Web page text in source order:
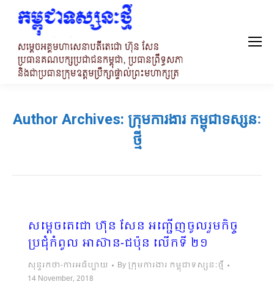
Author Archives: ក្រុមការងារ កម្ពុជាទស្សនៈ
ថ្មី
សម្ដេចតេជោ ហ៊ុន សែន អញ្ជើញចូលរួមកិច្ច
ប្រជុំកំពូល អាស៊ាន-ជប៉ុន លើកទី ២១
សុន្ទរកថា-ការអធិប្បាយ By ក្រុមការងារ កម្ពុជាទស្សនៈថ្មី
14 November, 2018